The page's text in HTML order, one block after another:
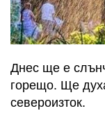
Днес ще е
горещо. Ще
североизток.